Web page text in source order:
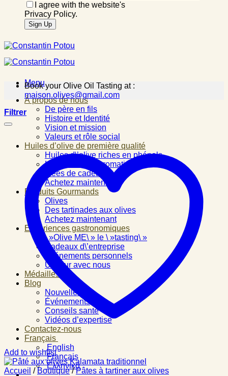
I agree with the website's
Privacy Policy.
Menu
À propos de nous
De père en fils
Histoire et Identité
Vision et mission
Valeurs et rôle social
Huiles d’olive de première qualité
Huiles d\’olive riches en phénols
Huiles d\’olive aromatisées
Idées de cadeau
Achetez maintenant
Produits Gourmands
Olives
Des tartinades aux olives
Achetez maintenant
Expériences gastronomiques
\ »Olive ME\ » le \ »tasting\ »
Cadeaux d\’entreprise
Événements personnels
Un jour avec nous
Médailles
Blog
Nouvelles
Événements
Conseils santé
Vidéos d’expertise
Contactez-nous
Français
English
Français
Ελληνικά
Book your Olive Oil Tasting at :
maison.olives@gmail.com
Filtrer
Add to wishlist
Accueil / Boutique / Pâtes à tartiner aux olives